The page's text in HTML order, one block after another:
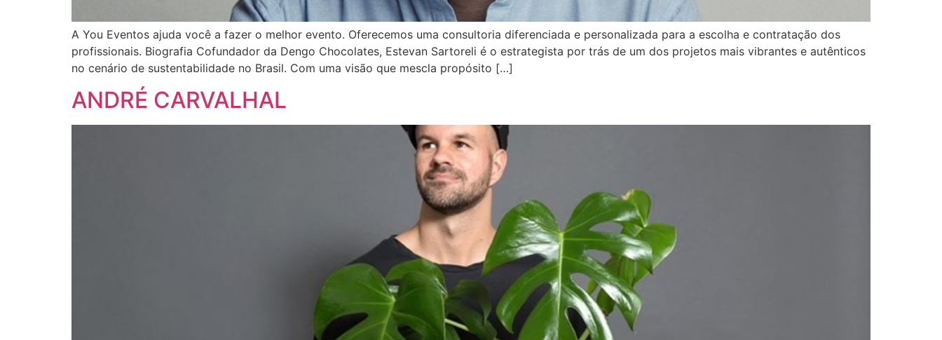
A You Eventos ajuda você a fazer o melhor evento. Oferecemos uma consultoria diferenciada e personalizada para a escolha e contratação dos
profissionais. Biografia Cofundador da Dengo Chocolates, Estevan Sartoreli é o estrategista por trás de um dos projetos mais vibrantes e autênticos
no cenário de sustentabilidade no Brasil. Com uma visão que mescla propósito […]
ANDRÉ CARVALHAL